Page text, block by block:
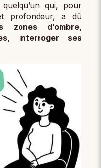
qui, pour
profondeur, a dû
zones d’ombre,
interroger ses